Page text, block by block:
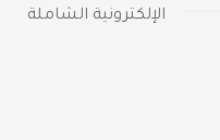
الإلكترونية الشاملة